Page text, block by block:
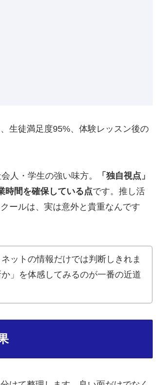
生徒満足度95%、体験レッスン後の
人・学生の強い味方。
「独自視点」
時間を確保している点です。推し活
ールは、実は意外と貴重なんです
ットの情報だけでは判断しきれま
」を体感してみるのが一番の近道